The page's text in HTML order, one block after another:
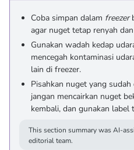
Coba simpan dalam freezer
agar nuget tetap renyah
Gunakan wadah kedap
mencegah kontaminasi
lain di freezer.
Pisahkan nuget yang
jangan mencairkan nuget
kembali, dan gunakan
This section summary was AI-
editorial team.